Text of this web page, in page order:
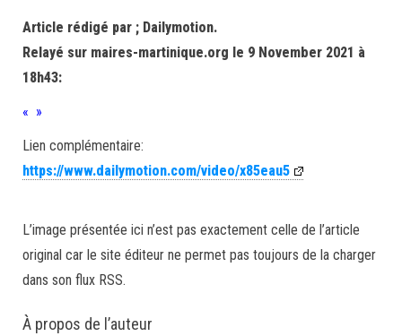
Article rédigé par ; Dailymotion.
Relayé sur maires-martinique.org le 9 November 2021 à
18h43:
« »
Lien complémentaire:
https://www.dailymotion.com/video/x85eau5
L’image présentée ici n’est pas exactement celle de l’article
original car le site éditeur ne permet pas toujours de la charger
dans son flux RSS.
À propos de l’auteur